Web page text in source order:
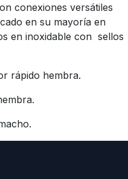
conexiones versátiles
en su mayoría en
en inoxidable con sellos
rápido hembra.